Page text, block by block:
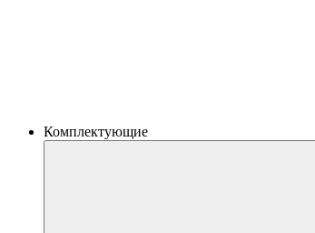
Комплектующие